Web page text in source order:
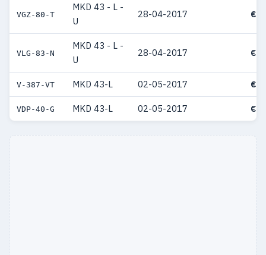
VGZ-80-T
MKD 43 - L -
U
28-04-2017 €
VLG-83-N
MKD 43 - L -
U
28-04-2017 €
V-387-VT MKD 43-L 02-05-2017 €
VDP-40-G MKD 43-L 02-05-2017 €